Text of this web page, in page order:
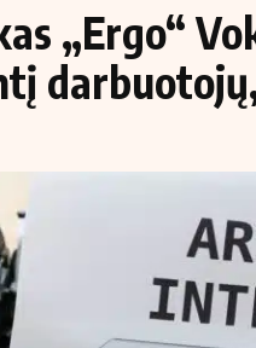
Finansai
Įmonės
Žemės ūkis
„Ergo“